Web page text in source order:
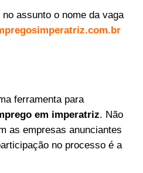
assunto o nome da vaga
ferramenta para
em imperatriz. Não
as empresas anunciantes
no processo é a